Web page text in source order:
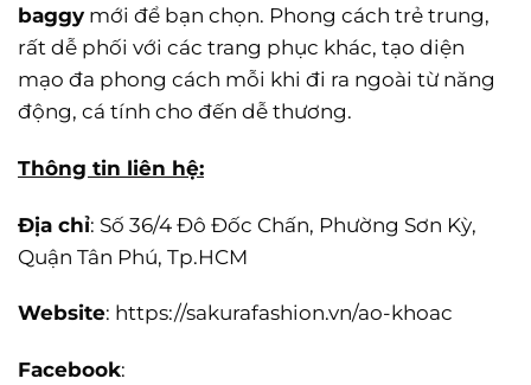
baggy mới để bạn chọn. Phong cách trẻ trung,
rất dễ phối với các trang phục khác, tạo diện
mạo đa phong cách mỗi khi đi ra ngoài từ năng
động, cá tính cho đến dễ thương.
Thông tin liên hệ:
Địa chỉ: Số 36/4 Đô Đốc Chấn, Phường Sơn Kỳ,
Quận Tân Phú, Tp.HCM
Website: https://sakurafashion.vn/ao-khoac
Facebook: